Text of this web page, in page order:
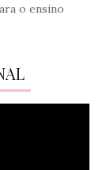
o ensino